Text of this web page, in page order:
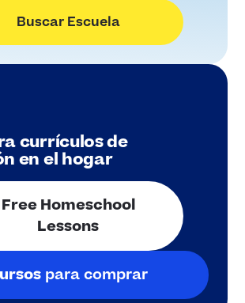
Buscar Escuela
currículos de
en el hogar
Free Homeschool
Lessons
para comprar